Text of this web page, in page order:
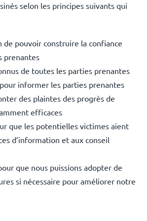
selon les principes suivants qui
de pouvoir construire la confiance
prenantes
de toutes les parties prenantes
pour informer les parties prenantes
des plaintes des progrès de
efficaces
que les potentielles victimes aient
d’information et aux conseil
que nous puissions adopter de
si nécessaire pour améliorer notre